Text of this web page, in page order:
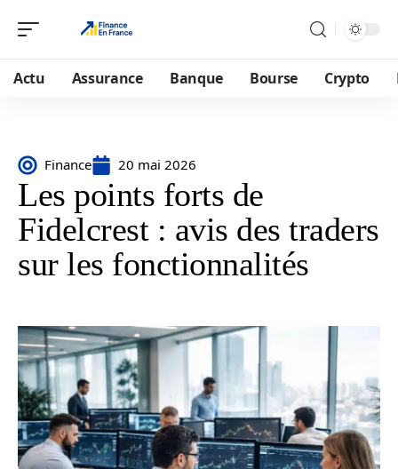
Actu Assurance Banque Bourse Crypto
Finance 20 mai 2026
Les points forts de
Fidelcrest : avis des traders
sur les fonctionnalités